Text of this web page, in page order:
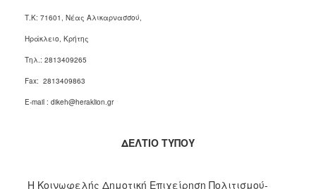
2010
2006
Τ.Κ: 71601, Νέας Αλικαρνασσού,
Ηράκλειο, Κρήτης
Τηλ.: 2813409265
Fax: 2813409863
E-mail : dikeh@heraklion.gr
ΔΕΛΤΙΟ ΤΥΠΟΥ
Η Κοινωφελής Δημοτική Επιχείρηση Πολιτισμού-